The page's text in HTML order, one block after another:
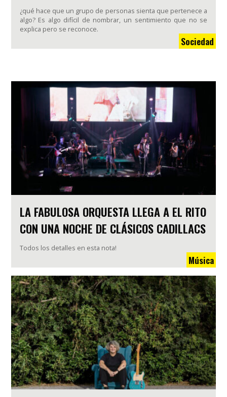
¿qué hace que un grupo de personas sienta que pertenece a
algo? Es algo difícil de nombrar, un sentimiento que no se
explica pero se reconoce.
Sociedad
LA FABULOSA ORQUESTA LLEGA A EL RITO
CON UNA NOCHE DE CLÁSICOS CADILLACS
Todos los detalles en esta nota!
Música